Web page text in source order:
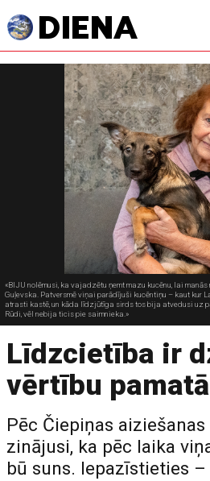
«BIJU nolēmusi, ka vajadzētu ņemt mazu kucēnu, lai
Guļevska. Patversmē viņai parādījuši kucēntiņu – kaut kur
atrasti kastē, un kāda līdzjūtīga sirds tos bija atvedusi uz
Rūdi, vēl nebija ticis pie saimnieka.»
Līdzcietība ir
vērtību pamatā
Pēc Čiepiņas
zinājusi, ka pēc laika
bū suns. Iepazīstieties –